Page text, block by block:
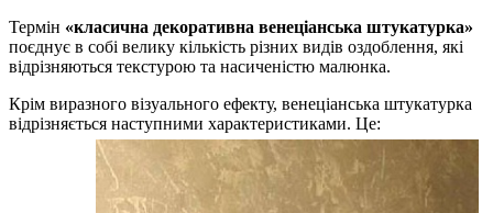
Термін «класична декоративна венеціанська штукатурка»
поєднує в собі велику кількість різних видів оздоблення, які
відрізняються текстурою та насиченістю малюнка.
Крім виразного візуального ефекту, венеціанська штукатурка
відрізняється наступними характеристиками. Це: